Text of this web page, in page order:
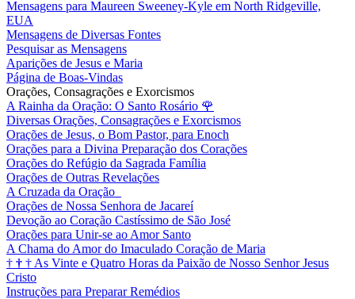
Mensagens para Maureen Sweeney-Kyle em North Ridgeville,
EUA
Mensagens de Diversas Fontes
Pesquisar as Mensagens
Aparições de Jesus e Maria
Página de Boas-Vindas
Orações, Consagrações e Exorcismos
A Rainha da Oração: O Santo Rosário 🌹
Diversas Orações, Consagrações e Exorcismos
Orações de Jesus, o Bom Pastor, para Enoch
Orações para a Divina Preparação dos Corações
Orações do Refúgio da Sagrada Família
Orações de Outras Revelações
A Cruzada da Oração
Orações de Nossa Senhora de Jacareí
Devoção ao Coração Castíssimo de São José
Orações para Unir-se ao Amor Santo
A Chama do Amor do Imaculado Coração de Maria
† † † As Vinte e Quatro Horas da Paixão de Nosso Senhor Jesus
Cristo
Instruções para Preparar Remédios